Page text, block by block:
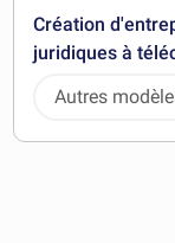
Création
juridiques à
Autres
télécharger